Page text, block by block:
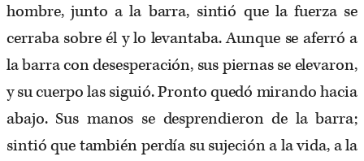
hombre, junto a la barra, sintió que la fuerza se
cerraba sobre él y lo levantaba. Aunque se aferró a
la barra con desesperación, sus piernas se elevaron,
y su cuerpo las siguió. Pronto quedó mirando hacia
abajo. Sus manos se desprendieron de la barra;
sintió que también perdía su sujeción a la vida, a la